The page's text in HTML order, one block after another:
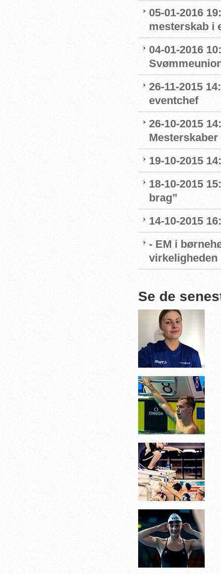
05-01-2016
mesterskab i
04-01-2016
26-11-2015
eventchef
26-10-2015
19-10-2015
18-10-2015
brag”
14-10-2015
- EM i
virkeligheden
Se de